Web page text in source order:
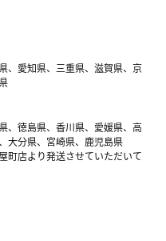
、愛知県、三重県、滋賀県、京
、徳島県、香川県、愛媛県、高
大分県、宮崎県、鹿児島県
町店より発送させていただいて